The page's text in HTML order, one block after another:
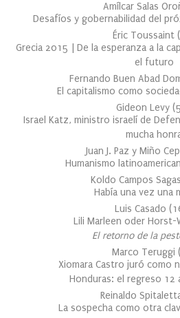
Amílcar Salas
Desafíos y gobernabilidad del
Éric Toussaint (
Grecia 2015 | De la esperanza a la
el futuro
Fernando Buen Abad
El capitalismo como
Gideon Levy (
Israel Katz, ministro israelí de
mucha
Juan J. Paz y Miño
Humanismo
Koldo Campos
Había una vez una
Luis Casado (
Lili Marleen oder Horst-
El retorno de la
Marco Teruggi (
Xiomara Castro juró como
Honduras: el regreso 12
Reinaldo
La sospecha como otra